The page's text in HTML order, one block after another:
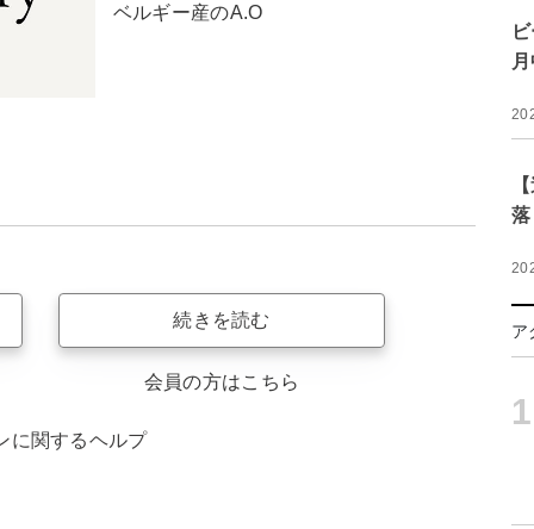
ベルギー産のA.O
続きを読む
会員の方はこちら
に関するヘルプ
ア